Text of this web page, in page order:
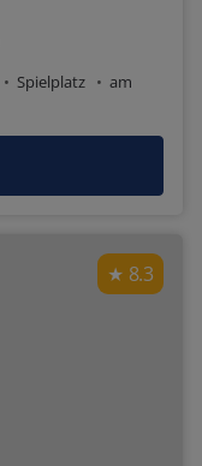
Spielplatz
am
8.3